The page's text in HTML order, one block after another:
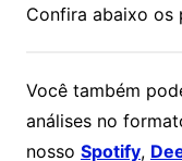
Confira abaixo os
Você também
análises no
nosso Spotify,